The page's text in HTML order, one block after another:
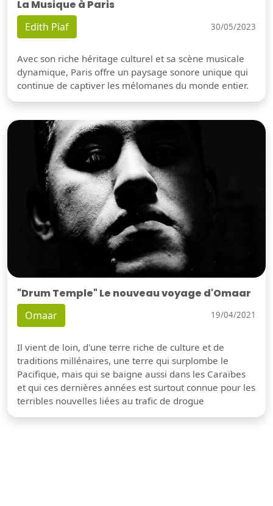
La Musique à Paris
Edith Piaf 30/05/2023
Avec son riche héritage culturel et sa scène musicale
dynamique, Paris offre un paysage sonore unique qui
continue de captiver les mélomanes du monde entier.
"Drum Temple" Le nouveau voyage d'Omaar
Omaar 19/04/2021
Il vient de loin, d'une terre riche de culture et de
traditions millénaires, une terre qui surplombe le
Pacifique, mais qui se baigne aussi dans les Caraïbes
et qui ces dernières années est surtout connue pour les
terribles nouvelles liées au trafic de drogue